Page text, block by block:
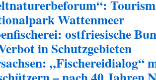
Wattenmeer
ostfriesische
in Schutzgebieten
„Fischereidialog“